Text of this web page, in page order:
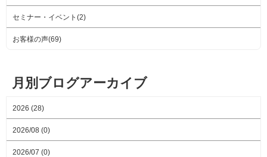
セミナー・イベント(2)
お客様の声(69)
月別ブログアーカイブ
2026 (28)
2026/08 (0)
2026/07 (0)